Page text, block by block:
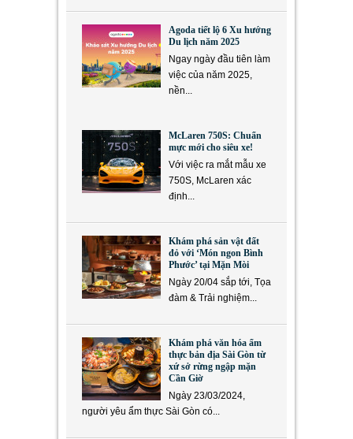
Agoda tiết lộ 6 Xu hướng
Du lịch năm 2025
Ngay ngày đầu tiên làm
việc của năm 2025,
nền...
McLaren 750S: Chuẩn
mực mới cho siêu xe!
Với việc ra mắt mẫu xe
750S, McLaren xác
định...
Khám phá sản vật đất
đỏ với ‘Món ngon Bình
Phước’ tại Mặn Mòi
Ngày 20/04 sắp tới, Tọa
đàm & Trải nghiệm...
Khám phá văn hóa ẩm
thực bản địa Sài Gòn từ
xứ sở rừng ngập mặn
Cần Giờ
Ngày 23/03/2024,
người yêu ẩm thực Sài Gòn có...